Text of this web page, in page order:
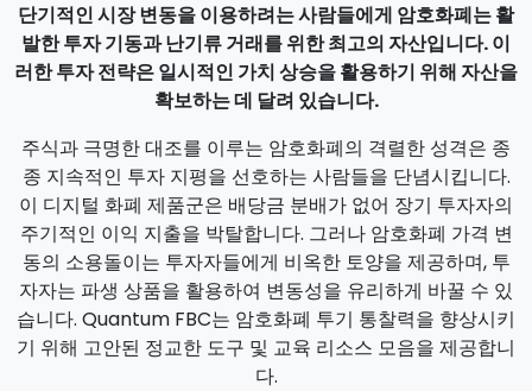
단기적인 시장 변동을 이용하려는 사람들에게 암호화폐는 활
발한 투자 기동과 난기류 거래를 위한 최고의 자산입니다. 이
러한 투자 전략은 일시적인 가치 상승을 활용하기 위해 자산을
확보하는 데 달려 있습니다.
주식과 극명한 대조를 이루는 암호화폐의 격렬한 성격은 종
종 지속적인 투자 지평을 선호하는 사람들을 단념시킵니다.
이 디지털 화폐 제품군은 배당금 분배가 없어 장기 투자자의
주기적인 이익 지출을 박탈합니다. 그러나 암호화폐 가격 변
동의 소용돌이는 투자자들에게 비옥한 토양을 제공하며, 투
자자는 파생 상품을 활용하여 변동성을 유리하게 바꿀 수 있
습니다. Quantum FBC는 암호화폐 투기 통찰력을 향상시키
기 위해 고안된 정교한 도구 및 교육 리소스 모음을 제공합니
다.